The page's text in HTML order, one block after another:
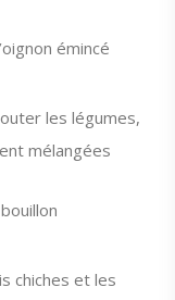
émincé
les légumes,
mélangées
chiches et les